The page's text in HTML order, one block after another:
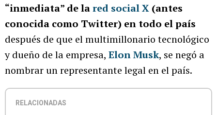
“inmediata” de lared social X (antes
conocida como Twitter) en todo el país
después de que el multimillonario tecnológico
y dueño de la empresa, Elon Musk, se negó a
nombrar un representante legal en el país.
RELACIONADAS